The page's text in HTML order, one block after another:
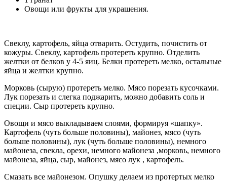
Овощи или фрукты для украшения.
Свеклу, картофель, яйца отварить. Остудить, почистить от
кожуры. Свеклу, картофель протереть крупно. Отделить
желтки от белков у 4-5 яиц. Белки протереть мелко, остальные
яйца и желтки крупно.
Морковь (сырую) протереть мелко. Мясо порезать кусочками.
Лук порезать и слегка поджарить, можно добавить соль и
специи. Сыр протереть крупно.
Овощи и мясо выкладываем слоями, формируя «шапку».
Картофель (чуть больше половины), майонез, мясо (чуть
больше половины), лук (чуть больше половины), немного
майонеза, свекла, орехи, немного майонеза ,морковь, немного
майонеза, яйца, сыр, майонез, мясо лук , картофель.
Смазать все майонезом. Опушку делаем из протертых мелко